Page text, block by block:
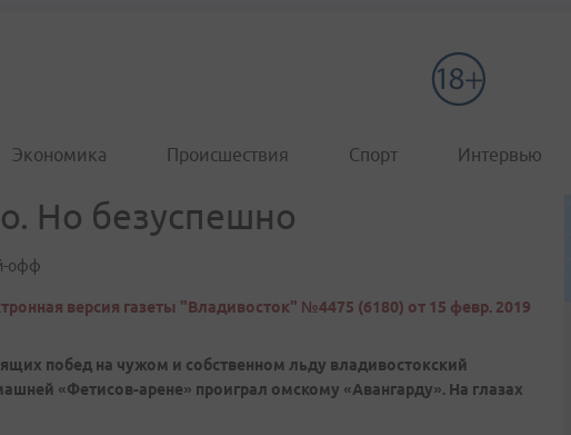
Экономика Происшествия Спорт Интервью
Но безуспешно
офф
версия газеты "Владивосток" №4475 (6180) от 15 февр. 2019
побед на чужом и собственном льду владивостокский
«Фетисов-арене» проиграл омскому «Авангарду». На глазах